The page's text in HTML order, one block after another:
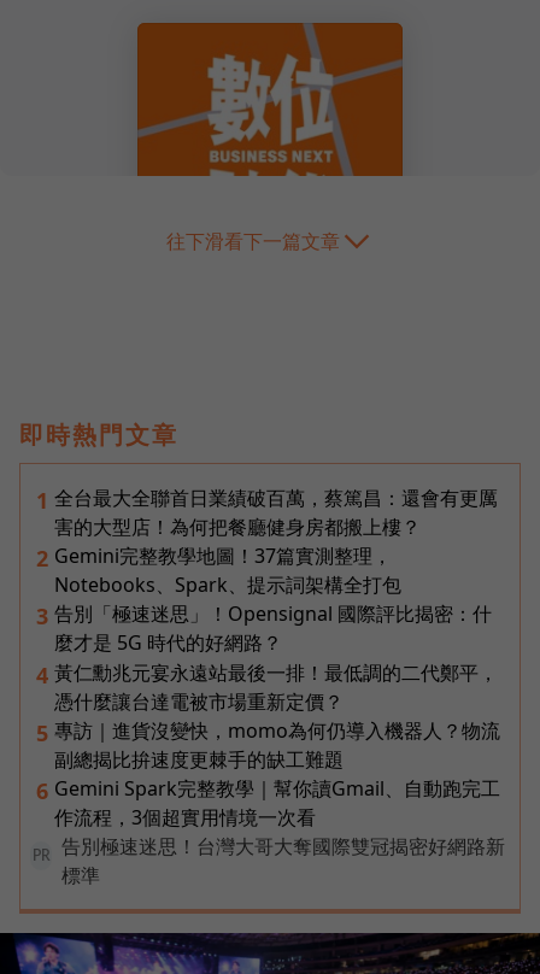
往下滑看下一篇文章
即時熱門文章
1 全台最大全聯首日業績破百萬，蔡篤昌：還會有更厲
害的大型店！為何把餐廳健身房都搬上樓？
2 Gemini完整教學地圖！37篇實測整理，
Notebooks、Spark、提示詞架構全打包
3 告別「極速迷思」！Opensignal 國際評比揭密：什
麼才是 5G 時代的好網路？
4 黃仁勳兆元宴永遠站最後一排！最低調的二代鄭平，
憑什麼讓台達電被市場重新定價？
5 專訪｜進貨沒變快，momo為何仍導入機器人？物流
副總揭比拚速度更棘手的缺工難題
6 Gemini Spark完整教學｜幫你讀Gmail、自動跑完工
作流程，3個超實用情境一次看
PR
告別極速迷思！台灣大哥大奪國際雙冠揭密好網路新
標準